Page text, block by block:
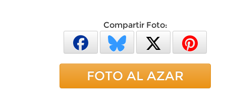
Compartir Foto:
FOTO AL AZAR